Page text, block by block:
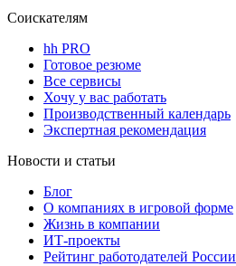
Соискателям
hh PRO
Готовое резюме
Все сервисы
Хочу у вас работать
Производственный календарь
Экспертная рекомендация
Новости и статьи
Блог
О компаниях в игровой форме
Жизнь в компании
ИТ-проекты
Рейтинг работодателей России